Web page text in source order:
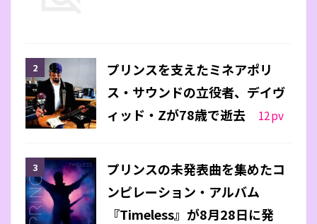
プリンスを支えたミネアポリ
ス・サウンドの立役者、デイヴ
ィッド・Zが78歳で逝去
12pv
プリンスの未発表曲を集めたコ
ンピレーション・アルバム
『Timeless』が8月28日に発